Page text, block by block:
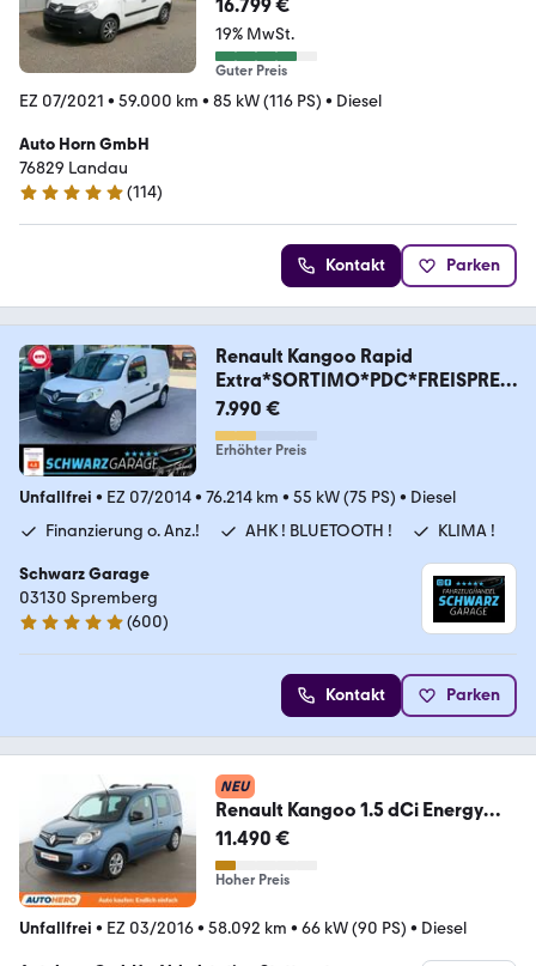
16.799 €
19% MwSt.
Guter Preis
EZ 07/2021 • 59.000 km • 85 kW (116 PS) • Diesel
Auto Horn GmbH
76829 Landau
5 Sterne
(114)
Kontakt Parken
Renault Kangoo Rapid
Extra*SORTIMO*PDC*FREISPREC
HEN*
7.990 €
Erhöhter Preis
Unfallfrei • EZ 07/2014• 76.214 km • 55 kW (75 PS) • Diesel
Finanzierung o. Anz.!
AHK ! BLUETOOTH ! KLIMA !
Schwarz Garage
03130 Spremberg
4.9 Sterne
(600)
Kontakt Parken
NEU
Renault Kangoo 1.5 dCi Energy
Limited*TEMPO*PDC*KLIMA*
11.490 €
Hoher Preis
Unfallfrei • EZ 03/2016• 58.092 km • 66 kW (90 PS) • Diesel